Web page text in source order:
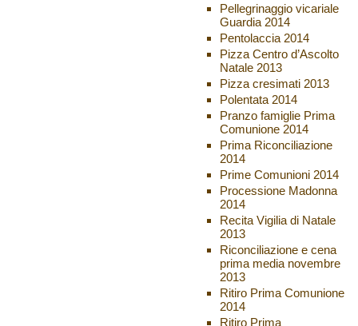
Pellegrinaggio vicariale
Guardia 2014
Pentolaccia 2014
Pizza Centro d’Ascolto
Natale 2013
Pizza cresimati 2013
Polentata 2014
Pranzo famiglie Prima
Comunione 2014
Prima Riconciliazione
2014
Prime Comunioni 2014
Processione Madonna
2014
Recita Vigilia di Natale
2013
Riconciliazione e cena
prima media novembre
2013
Ritiro Prima Comunione
2014
Ritiro Prima